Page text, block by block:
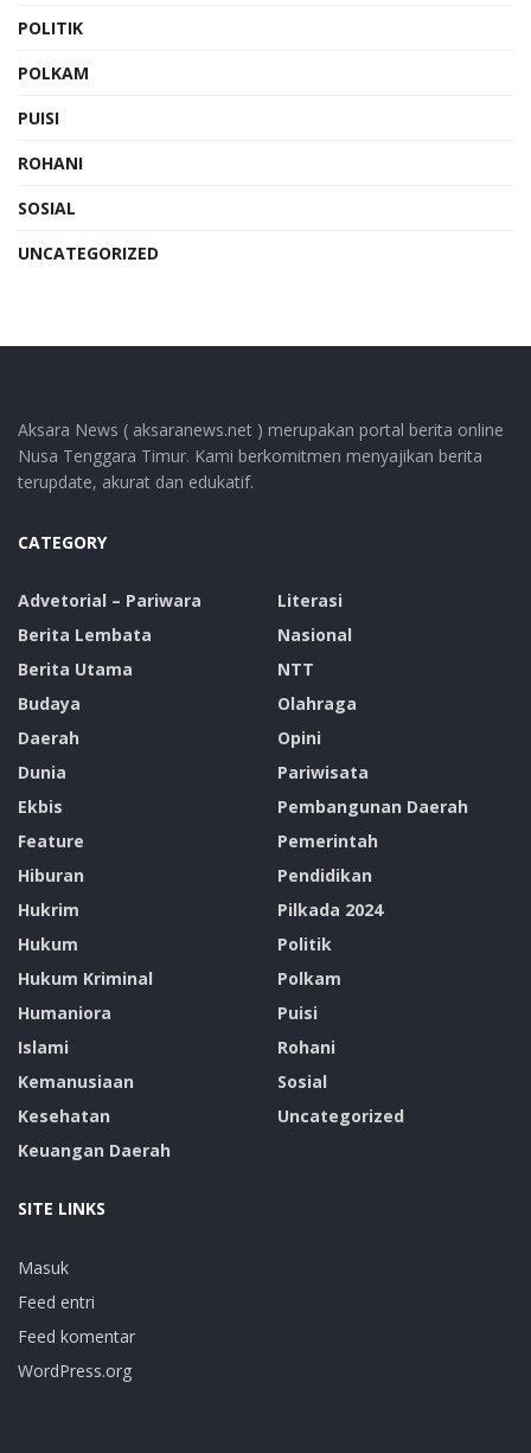
POLITIK
POLKAM
PUISI
ROHANI
SOSIAL
UNCATEGORIZED
Aksara News ( aksaranews.net ) merupakan portal berita online
Nusa Tenggara Timur. Kami berkomitmen menyajikan berita
terupdate, akurat dan edukatif.
CATEGORY
Advetorial – Pariwara
Berita Lembata
Berita Utama
Budaya
Daerah
Dunia
Ekbis
Feature
Hiburan
Hukrim
Hukum
Hukum Kriminal
Humaniora
Islami
Kemanusiaan
Kesehatan
Keuangan Daerah
Literasi
Nasional
NTT
Olahraga
Opini
Pariwisata
Pembangunan Daerah
Pemerintah
Pendidikan
Pilkada 2024
Politik
Polkam
Puisi
Rohani
Sosial
Uncategorized
SITE LINKS
Masuk
Feed entri
Feed komentar
WordPress.org